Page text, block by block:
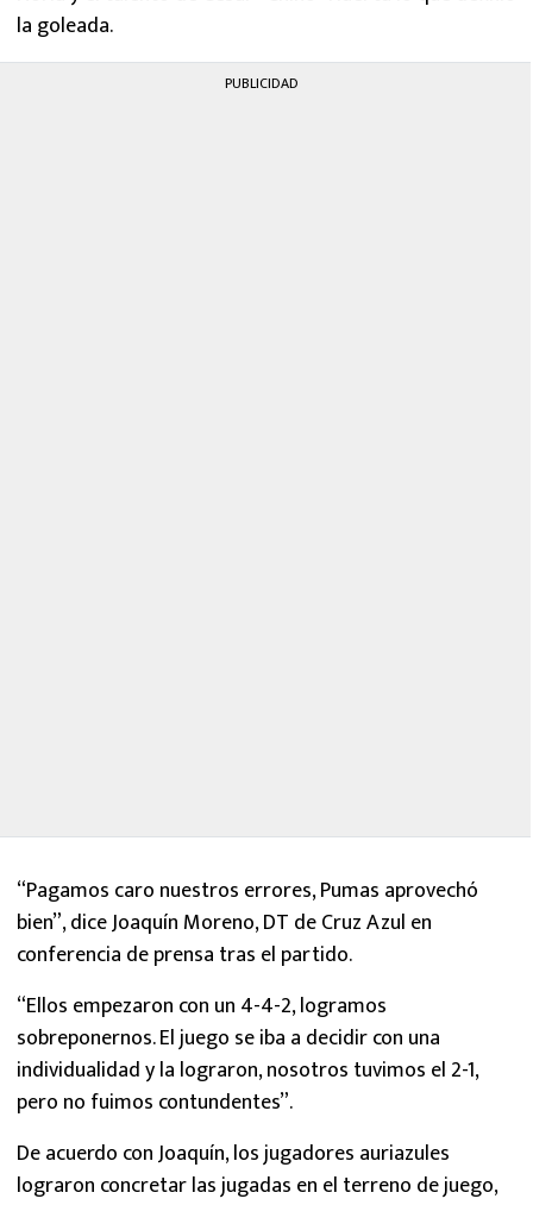
la goleada.
PUBLICIDAD
“Pagamos caro nuestros errores, Pumas aprovechó
bien”, dice Joaquín Moreno, DT de Cruz Azul en
conferencia de prensa tras el partido.
“Ellos empezaron con un 4-4-2, logramos
sobreponernos. El juego se iba a decidir con una
individualidad y la lograron, nosotros tuvimos el 2-1,
pero no fuimos contundentes”.
De acuerdo con Joaquín, los jugadores auriazules
lograron concretar las jugadas en el terreno de juego,